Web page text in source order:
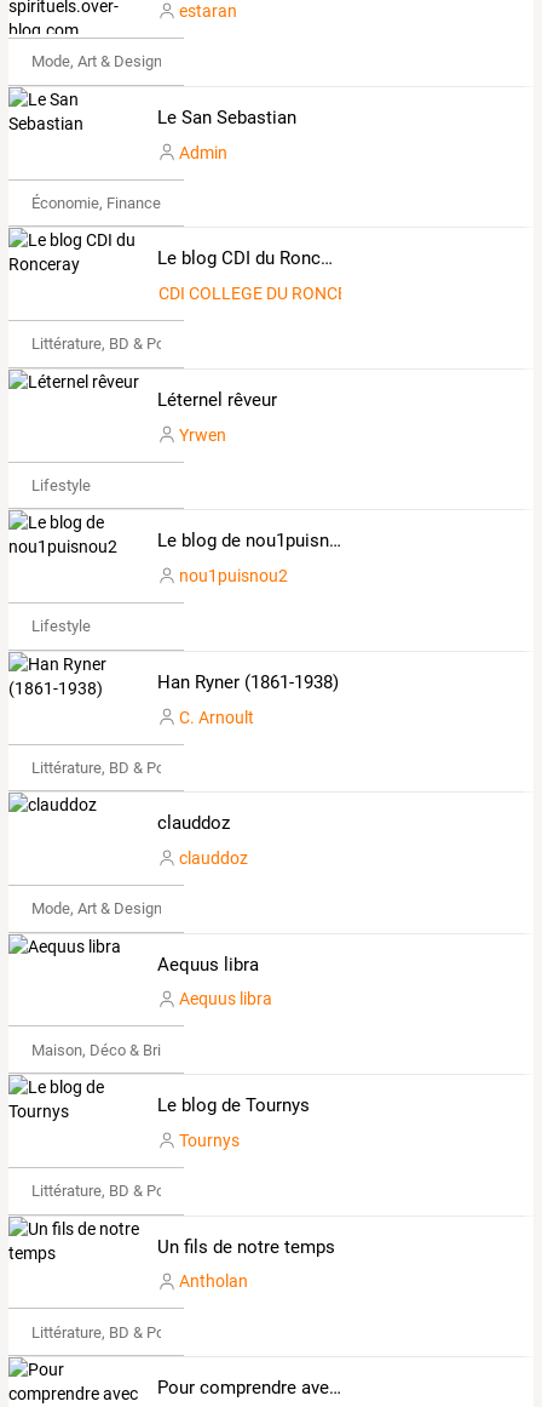
estaran
Mode, Art & Design
Le San Sebastian
Admin
Économie, Finance & Droit
Le blog CDI du Ronceray
CDI COLLEGE DU RONCERAY
Littérature, BD & Poésie
Léternel rêveur
Yrwen
Lifestyle
Le blog de nou1puisnou2
nou1puisnou2
Lifestyle
Han Ryner (1861-1938)
C. Arnoult
Littérature, BD & Poésie
clauddoz
clauddoz
Mode, Art & Design
Aequus libra
Aequus libra
Maison, Déco & Bricolage
Le blog de Tournys
Tournys
Littérature, BD & Poésie
Un fils de notre temps
Antholan
Littérature, BD & Poésie
Pour comprendre avec rosa luxemburg